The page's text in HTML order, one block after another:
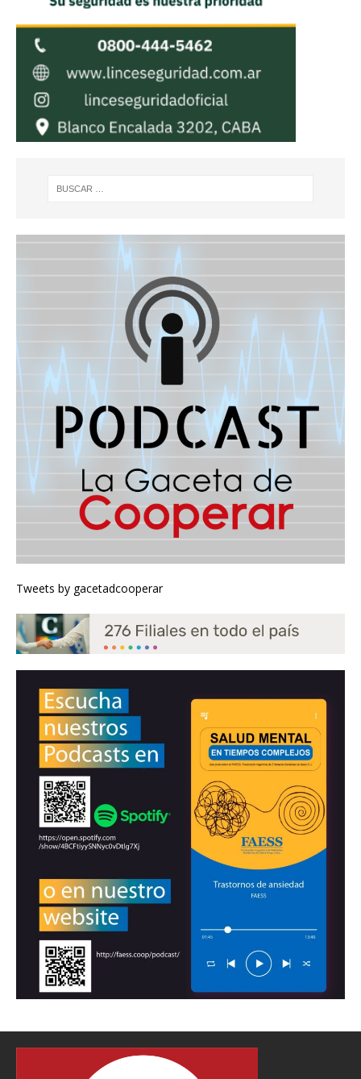
Tweets by gacetadcooperar